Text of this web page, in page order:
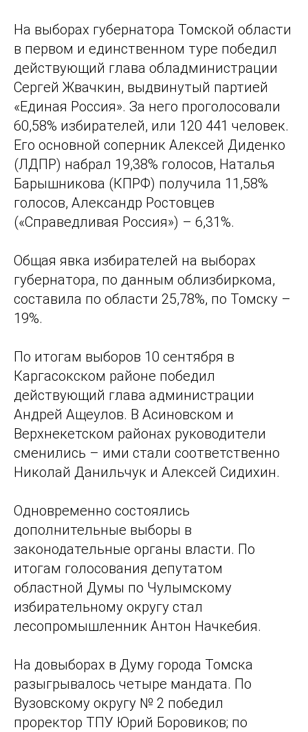
На выборах губернатора Томской области
в первом и единственном туре победил
действующий глава обладминистрации
Сергей Жвачкин, выдвинутый партией
«Единая Россия». За него проголосовали
60,58% избирателей, или 120 441 человек.
Его основной соперник Алексей Диденко
(ЛДПР) набрал 19,38% голосов, Наталья
Барышникова (КПРФ) получила 11,58%
голосов, Александр Ростовцев
(«Справедливая Россия») – 6,31%.
Общая явка избирателей на выборах
губернатора, по данным облизбиркома,
составила по области 25,78%, по Томску –
19%.
По итогам выборов 10 сентября в
Каргасокском районе победил
действующий глава администрации
Андрей Ащеулов. В Асиновском и
Верхнекетском районах руководители
сменились – ими стали соответственно
Николай Данильчук и Алексей Сидихин.
Одновременно состоялись
дополнительные выборы в
законодательные органы власти. По
итогам голосования депутатом
областной Думы по Чулымскому
избирательному округу стал
лесопромышленник Антон Начкебия.
На довыборах в Думу города Томска
разыгрывалось четыре мандата. По
Вузовскому округу № 2 победил
проректор ТПУ Юрий Боровиков; по